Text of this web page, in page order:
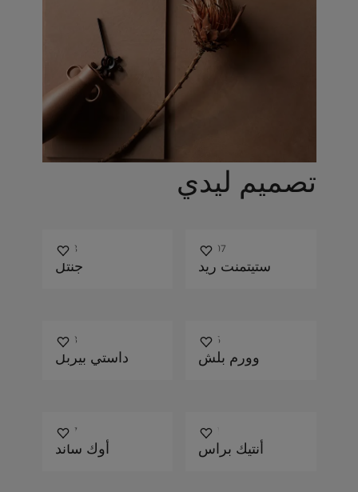
تصميم ليدي
20207
ستيتمنت ريد
2048
جنتل
2856
وورم بلش
3343
داستي بيربل
2011
أنتيك براس
1987
أوك ساند